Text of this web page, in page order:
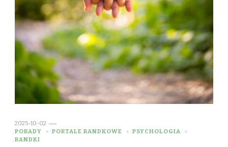
2025-10-02
PORADY
PORTALE RANDKOWE
PSYCHOLOGIA
RANDKI